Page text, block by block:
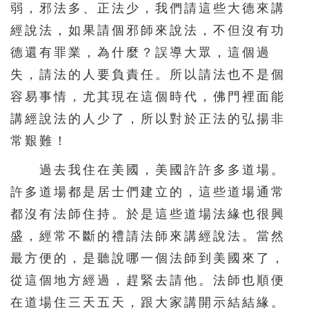
弱，邪法多、正法少，我們請這些大德來講
經說法，如果請個邪師來說法，不但沒有功
德還有罪業，為什麼？誤導大眾，這個過
失，請法的人要負責任。所以請法也不是個
容易事情，尤其現在這個時代，佛門裡面能
講經說法的人少了，所以對於正法的弘揚非
常艱難！
過去我住在美國，美國許許多多道場。
許多道場都是居士們建立的，這些道場通常
都沒有法師住持。於是這些道場法緣也很興
盛，經常不斷的禮請法師來講經說法。當然
最方便的，是聽說哪一個法師到美國來了，
從這個地方經過，趕緊去請他。法師也順便
在道場住三天五天，跟大家講開示結結緣。